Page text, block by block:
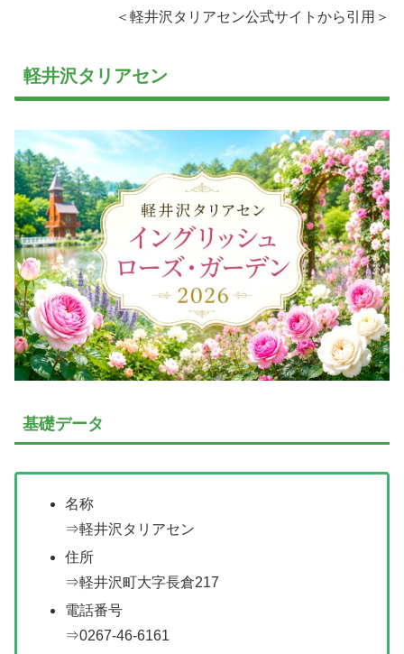
＜軽井沢タリアセン公式サイトから引用＞
軽井沢タリアセン
基礎データ
名称
⇒軽井沢タリアセン
住所
⇒軽井沢町大字長倉217
電話番号
⇒0267-46-6161